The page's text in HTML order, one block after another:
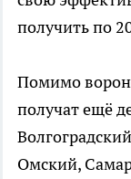
получить по
Помимо
получат ещё
Омский,